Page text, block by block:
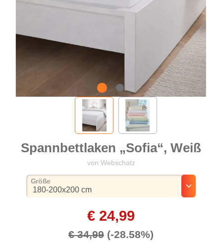
Spannbettlaken „Sofia“, Weiß
von Webschatz
€ 24,99
€ 34,99 (-28.58%)
Größeauswählen